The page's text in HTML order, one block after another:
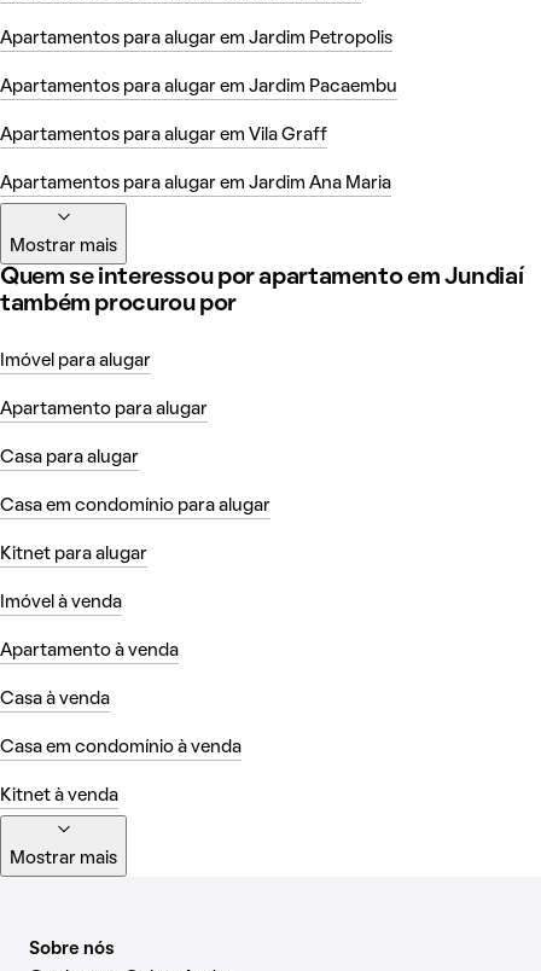
Apartamentos para alugar em Jardim Petropolis
Apartamentos para alugar em Jardim Pacaembu
Apartamentos para alugar em Vila Graff
Apartamentos para alugar em Jardim Ana Maria
Mostrar mais
Quem se interessou por apartamento em Jundiaí
também procurou por
Imóvel para alugar
Apartamento para alugar
Casa para alugar
Casa em condomínio para alugar
Kitnet para alugar
Imóvel à venda
Apartamento à venda
Casa à venda
Casa em condomínio à venda
Kitnet à venda
Mostrar mais
Sobre nós